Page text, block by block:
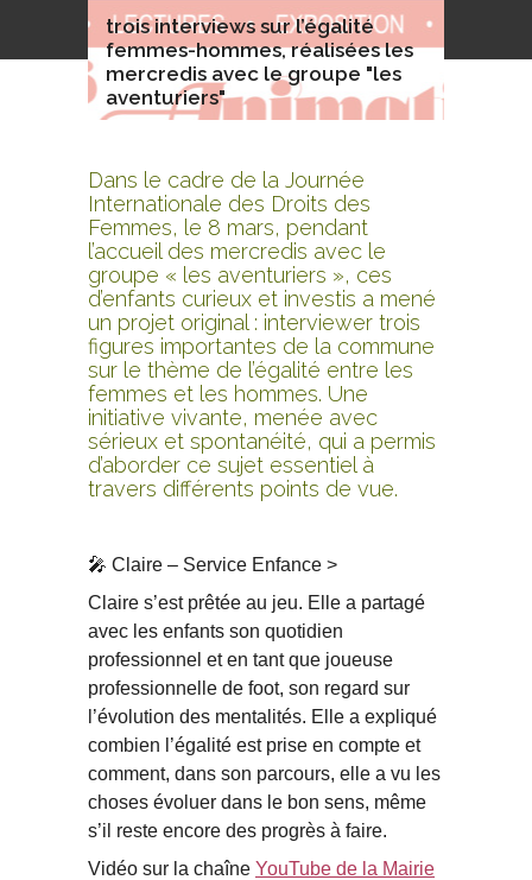
trois interviews sur l’égalité
femmes-hommes, réalisées les
mercredis avec le groupe "les
aventuriers"
Dans le cadre de la Journée
Internationale des Droits des
Femmes, le 8 mars, pendant
l’accueil des mercredis avec le
groupe « les aventuriers », ces
d’enfants curieux et investis a mené
un projet original : interviewer trois
figures importantes de la commune
sur le thème de l’égalité entre les
femmes et les hommes. Une
initiative vivante, menée avec
sérieux et spontanéité, qui a permis
d’aborder ce sujet essentiel à
travers différents points de vue.
🎤 Claire – Service Enfance >
Claire s’est prêtée au jeu. Elle a partagé
avec les enfants son quotidien
professionnel et en tant que joueuse
professionnelle de foot, son regard sur
l’évolution des mentalités. Elle a expliqué
combien l’égalité est prise en compte et
comment, dans son parcours, elle a vu les
choses évoluer dans le bon sens, même
s’il reste encore des progrès à faire.
Vidéo sur la chaîne YouTube de la Mairie